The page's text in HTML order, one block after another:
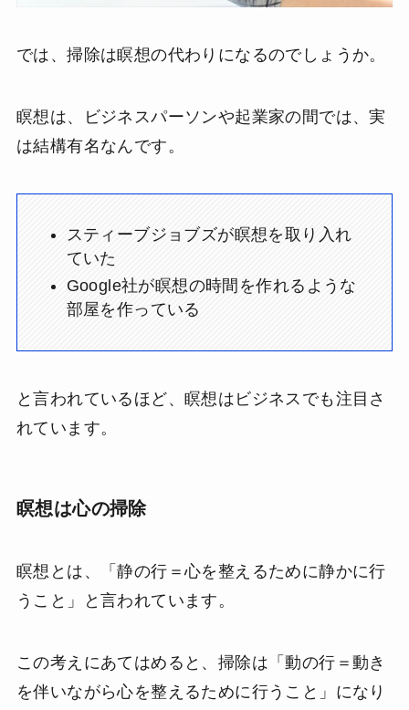
では、掃除は瞑想の代わりになるのでしょうか。
瞑想は、ビジネスパーソンや起業家の間では、実
は結構有名なんです。
スティーブジョブズが瞑想を取り入れ
ていた
Google社が瞑想の時間を作れるような
部屋を作っている
と言われているほど、瞑想はビジネスでも注目さ
れています。
瞑想は心の掃除
瞑想とは、「静の行＝心を整えるために静かに行
うこと」と言われています。
この考えにあてはめると、掃除は「動の行＝動き
を伴いながら心を整えるために行うこと」になり